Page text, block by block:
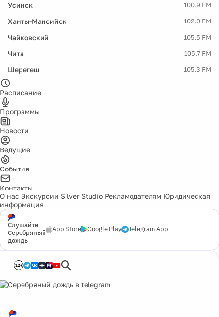
Усинск 100.9 FM
Ханты-Мансийск 102.0 FM
Чайковский 105.5 FM
Чита 105.7 FM
Шерегеш 105.3 FM
Расписание
Программы
Новости
Ведущие
События
Контакты
О нас Экскурсии Silver Studio Рекламодателям Юридическая
информация
Слушайте
Серебряный
дождь
App Store Google Play Telegram App
12+